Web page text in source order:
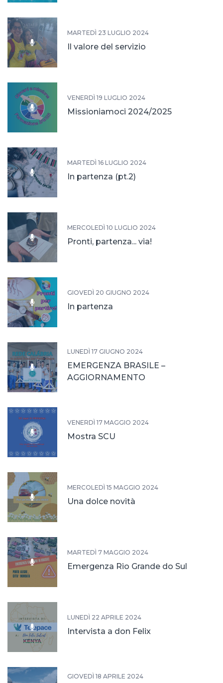
MARTEDÌ 23 LUGLIO 2024
Il valore del servizio
VENERDÌ 19 LUGLIO 2024
Missioniamoci 2024/2025
MARTEDÌ 16 LUGLIO 2024
In partenza (pt.2)
MERCOLEDÌ 10 LUGLIO 2024
Pronti, partenza... via!
GIOVEDÌ 20 GIUGNO 2024
In partenza
LUNEDÌ 17 GIUGNO 2024
EMERGENZA BRASILE –
AGGIORNAMENTO
VENERDÌ 17 MAGGIO 2024
Mostra SCU
MERCOLEDÌ 15 MAGGIO 2024
Una dolce novità
MARTEDÌ 7 MAGGIO 2024
Emergenza Rio Grande do Sul
LUNEDÌ 22 APRILE 2024
Intervista a don Felix
GIOVEDÌ 18 APRILE 2024